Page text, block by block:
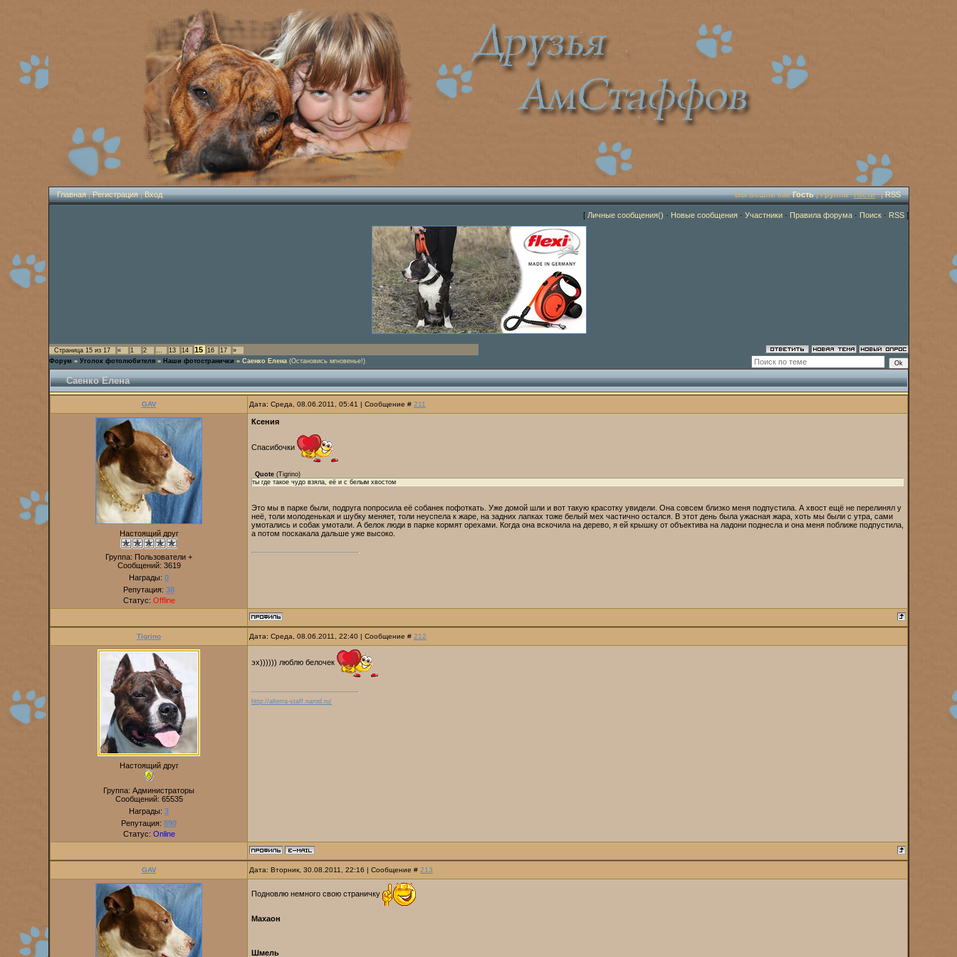
Главная|Регистрация|Вход Вы вошли какГость| Группа "Гости" |RSS
[ Личные сообщения() · Новые сообщения · Участники · Правила форума · Поиск · RSS ]
Страница 15 из 17 « 1 2 … 13 14 15 16 17
»
Форум » Уголок фотолюбителя » Наши фотостранички » Саенко Елена (Остановись мгновенье!)
Саенко Елена
GAV Дата: Среда, 08.06.2011, 05:41 | Сообщение # 211
Настоящий друг
Группа: Пользователи +
Сообщений: 3619
Награды: 0
Репутация: 38
Статус: Offline
Ксения
Спасибочки
Quote (Tigrino)
ты где такое чудо взяла, её и с белым хвостом
Это мы в парке были, подруга попросила её собанек пофоткать. Уже домой шли и вот такую красотку увидели. Она совсем близко меня подпустила. А хвост ещё не перелинял у
неё, толи молоденькая и шубку меняет, толи неуспела к жаре, на задних лапках тоже белый мех частично остался. В этот день была ужасная жара, хоть мы были с утра, сами
умотались и собак умотали. А белок люди в парке кормят орехами. Когда она вскочила на дерево, я ей крышку от объектива на ладони поднесла и она меня поближе подпустила,
а потом поскакала дальше уже высоко.
Tigrino Дата: Среда, 08.06.2011, 22:40 | Сообщение # 212
Настоящий друг
Группа: Администраторы
Сообщений: 65535
Награды: 3
Репутация: 890
Статус: Online
эх)))))) люблю белочек
http://alterra-staff.narod.ru/
GAV Дата: Вторник, 30.08.2011, 22:16 | Сообщение # 213
Подновлю немного свою страничку
Махаон
Шмель